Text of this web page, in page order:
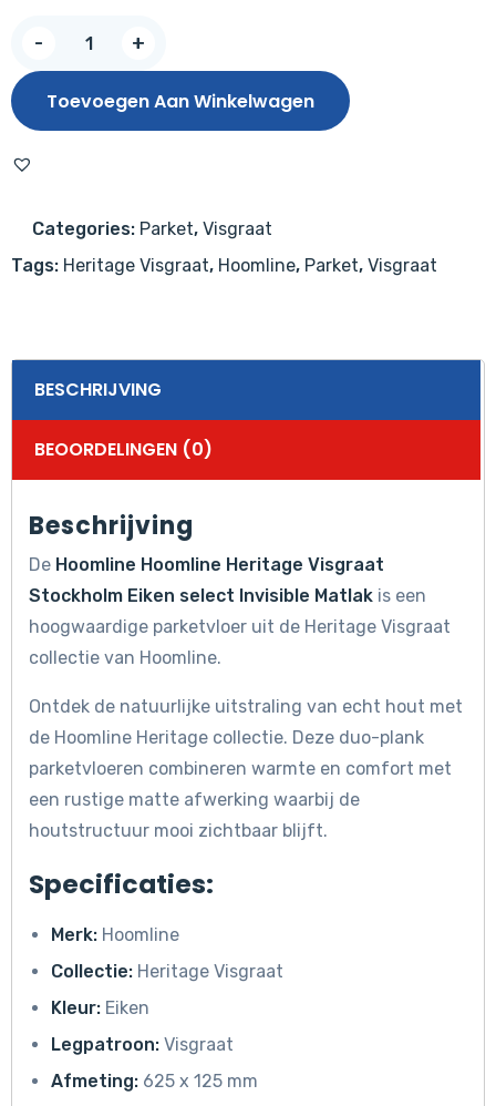
-
Visgraat
Stockholm
Eiken
aantal
+
Toevoegen Aan Winkelwagen
Categories: Parket, Visgraat
Tags: Heritage Visgraat, Hoomline, Parket, Visgraat
BESCHRIJVING
BEOORDELINGEN (0)
Beschrijving
De Hoomline Hoomline Heritage Visgraat
Stockholm Eiken select Invisible Matlak is een
hoogwaardige parketvloer uit de Heritage Visgraat
collectie van Hoomline.
Ontdek de natuurlijke uitstraling van echt hout met
de Hoomline Heritage collectie. Deze duo-plank
parketvloeren combineren warmte en comfort met
een rustige matte afwerking waarbij de
houtstructuur mooi zichtbaar blijft.
Specificaties:
Merk: Hoomline
Collectie: Heritage Visgraat
Kleur: Eiken
Legpatroon: Visgraat
Afmeting: 625 x 125 mm